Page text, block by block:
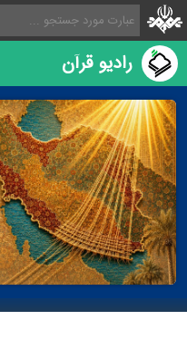
رادیو قرآن